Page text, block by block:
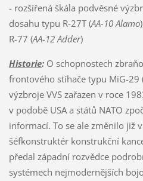
- rozšířená škála podvěsné
dosahu typu R-27T (AA-10 Alamo
R-77 (AA-12 Adder)
Historie:O schopnostech
frontového stíhače typu MiG-29
výzbroje VVS zařazen v roce
v podobě USA a států NATO
informací. To se ale změnilo již
šéfkonstruktér konstrukční
předal západní rozvědce
systémech nejmodernějších